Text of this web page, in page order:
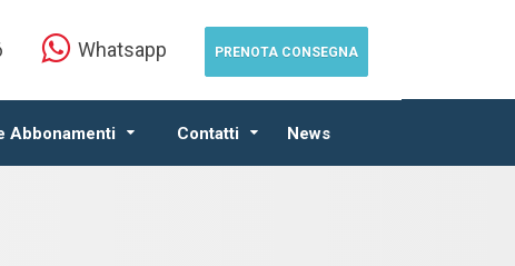
Abbonamenti Contatti News
Whatsapp PRENOTA CONSEGNA